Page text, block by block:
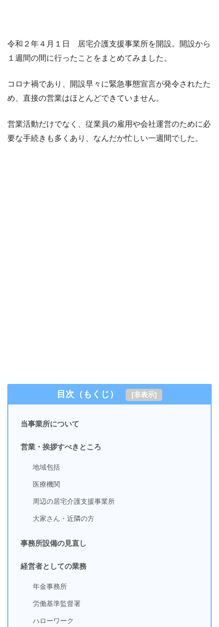
令和２年４月１日 居宅介護支援事業所を開設。開設から
１週間の間に行ったことをまとめてみました。
コロナ禍であり、開設早々に緊急事態宣言が発令されたた
め、直接の営業はほとんどできていません。
営業活動だけでなく、従業員の雇用や会社運営のために必
要な手続きも多くあり、なんだか忙しい一週間でした。
目次（もくじ） [非表示]
当事業所について
営業・挨拶すべきところ
地域包括
医療機関
周辺の居宅介護支援事業所
大家さん・近隣の方
事務所設備の見直し
経営者としての業務
年金事務所
労働基準監督署
ハローワーク